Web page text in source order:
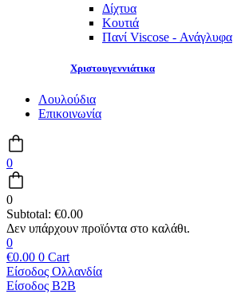
Δίχτυα
Κουτιά
Πανί Viscose - Ανάγλυφα
Χριστουγεννιάτικα
Λουλούδια
Επικοινωνία
0
0
Subtotal: €0.00
0
€0.00 0 Cart
Είσοδος Ολλανδία
Είσοδος B2B